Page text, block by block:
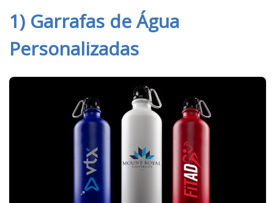
1) Garrafas de Água
Personalizadas